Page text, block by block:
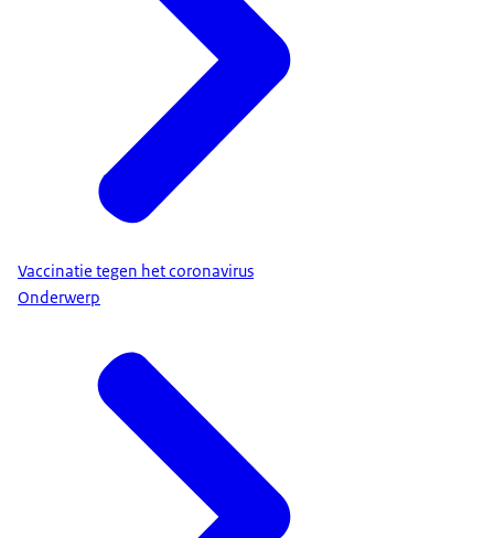
Vaccinatie tegen het coronavirus
Onderwerp